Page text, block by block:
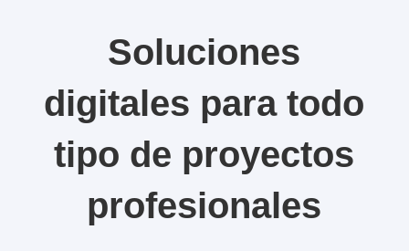
Soluciones
digitales para todo
tipo de proyectos
profesionales